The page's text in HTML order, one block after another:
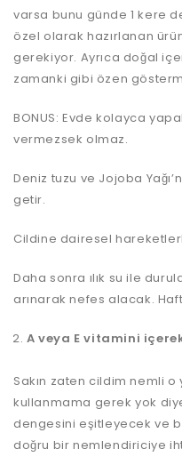
varsa bunu günde 1 kere
özel olarak hazırlanan
gerekiyor. Ayrıca doğal
zamanki gibi özen
BONUS: Evde kolayca
vermezsek olmaz.
Deniz tuzu ve Jojoba
getir.
Cildine dairesel
Daha sonra ılık su ile
arınarak nefes alacak.
A veya E vitamini
Sakın zaten cildim nemli
kullanmama gerek yok
dengesini eşitleyecek ve
doğru bir nemlendiriciye